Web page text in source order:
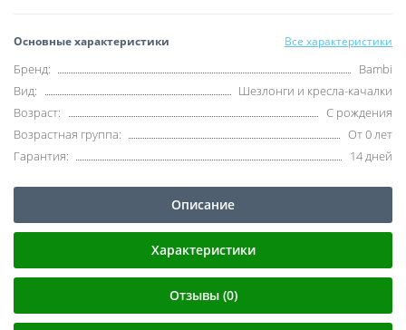
Основные характеристики Все характеристики
Бренд:
Bambi
Вид:
Шезлонги и кресла-качалки
Возраст:
С рождения
Возрастная группа:
От 0 лет
Гарантия:
14 дней
Описание
Характеристики
Отзывы (0)